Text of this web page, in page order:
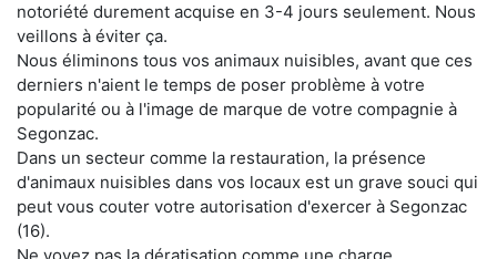
notoriété durement acquise en 3-4 jours seulement. Nous
veillons à éviter ça.
Nous éliminons tous vos animaux nuisibles, avant que ces
derniers n'aient le temps de poser problème à votre
popularité ou à l'image de marque de votre compagnie à
Segonzac.
Dans un secteur comme la restauration, la présence
d'animaux nuisibles dans vos locaux est un grave souci qui
peut vous couter votre autorisation d'exercer à Segonzac
(16).